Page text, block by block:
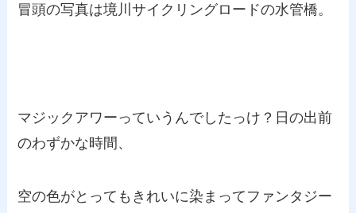
冒頭の写真は境川サイクリングロードの水管橋。
マジックアワーっていうんでしたっけ？日の出前
のわずかな時間、
空の色がとってもきれいに染まってファンタジー